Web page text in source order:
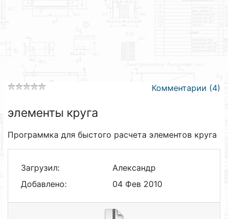
Комментарии (4)
элементы круга
Программка для быстого расчета элементов круга
Загрузил:
Александр
Добавлено:
04 Фев 2010